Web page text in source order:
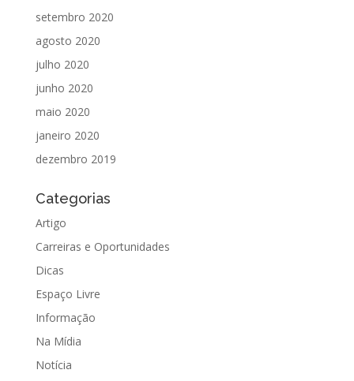
setembro 2020
agosto 2020
julho 2020
junho 2020
maio 2020
janeiro 2020
dezembro 2019
Categorias
Artigo
Carreiras e Oportunidades
Dicas
Espaço Livre
Informação
Na Mídia
Notícia